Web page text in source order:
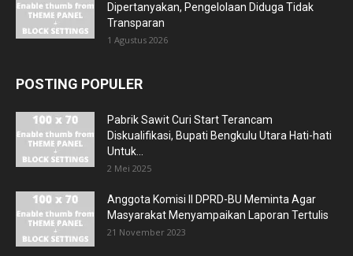
Dipertanyakan, Pengelolaan Diduga Tidak
Transparan
1 Agustus 2026
POSTING POPULER
Pabrik Sawit Curi Start Terancam
Diskualifikasi, Bupati Bengkulu Utara Hati-hati
Untuk...
2 Mei 2025
Anggota Komisi II DPRD-BU Meminta Agar
Masyarakat Menyampaikan Laporan Tertulis
21 November 2023